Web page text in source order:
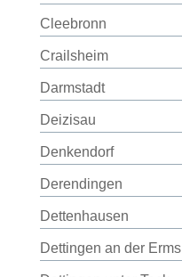
Cleebronn
Crailsheim
Darmstadt
Deizisau
Denkendorf
Derendingen
Dettenhausen
Dettingen an der Erms